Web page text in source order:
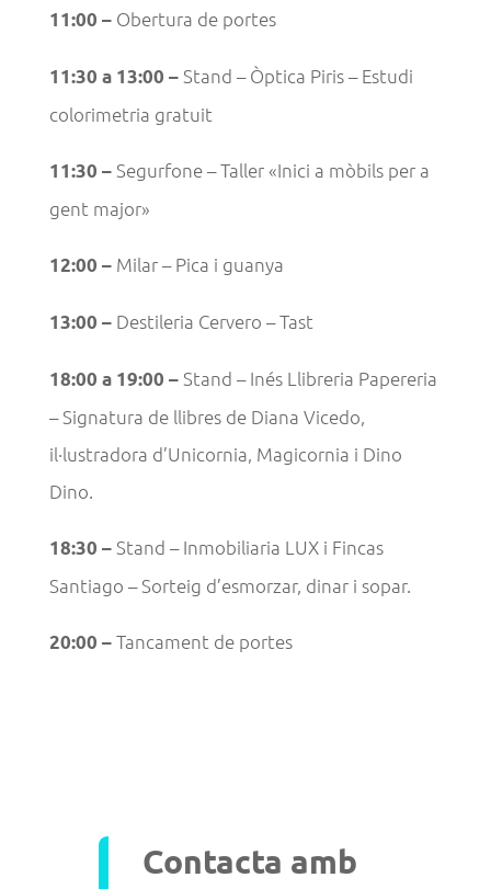
11:00 – Obertura de portes
11:30 a 13:00 –Stand – Òptica Piris – Estudi
colorimetria gratuit
11:30 –Segurfone – Taller «Inici a mòbils per a
gent major»
12:00 –Milar – Pica i guanya
13:00 –Destileria Cervero – Tast
18:00 a 19:00 –Stand – Inés Llibreria Papereria
– Signatura de llibres de Diana Vicedo,
il·lustradora d’Unicornia, Magicornia i Dino
Dino.
18:30 –Stand – Inmobiliaria LUX i Fincas
Santiago – Sorteig d’esmorzar, dinar i sopar.
20:00 –Tancament de portes
Contacta amb